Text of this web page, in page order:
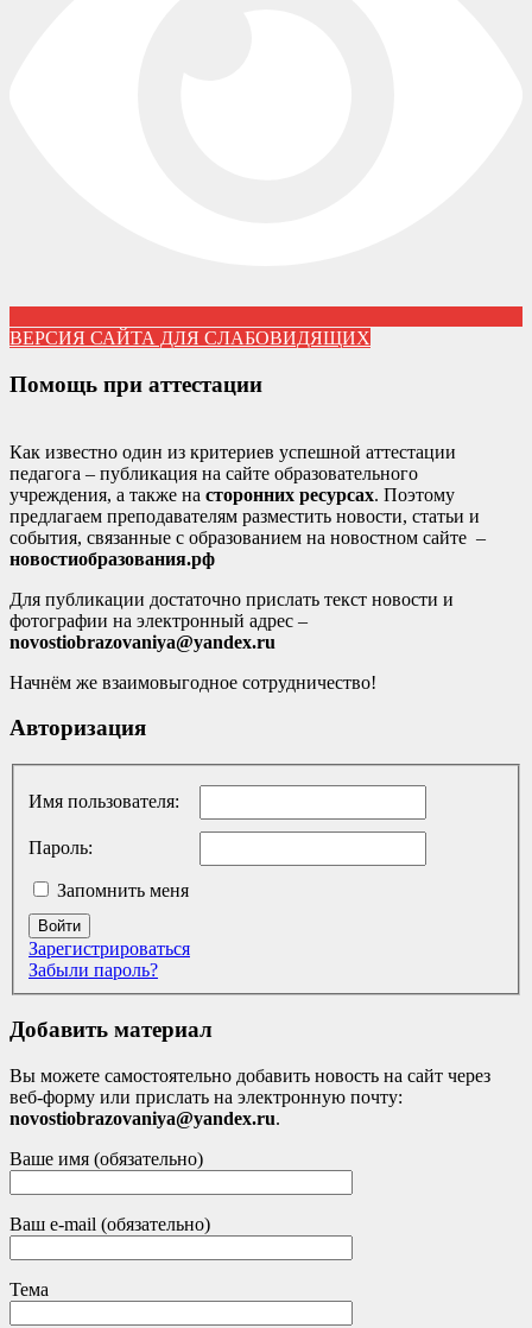
ВЕРСИЯ САЙТА ДЛЯ СЛАБОВИДЯЩИХ
Помощь при аттестации
Как известно один из критериев успешной аттестации
педагога – публикация на сайте образовательного
учреждения, а также на сторонних ресурсах. Поэтому
предлагаем преподавателям разместить новости, статьи и
события, связанные с образованием на новостном сайте –
новостиобразования.рф
Для публикации достаточно прислать текст новости и
фотографии на электронный адрес –
novostiobrazovaniya@yandex.ru
Начнём же взаимовыгодное сотрудничество!
Авторизация
Имя пользователя:
Пароль:
Запомнить меня
Войти
Зарегистрироваться
Забыли пароль?
Добавить материал
Вы можете самостоятельно добавить новость на сайт через
веб-форму или прислать на электронную почту:
novostiobrazovaniya@yandex.ru.
Ваше имя (обязательно)
Ваш e-mail (обязательно)
Тема